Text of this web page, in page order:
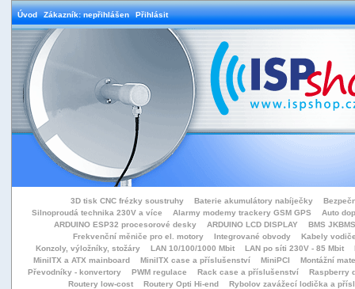
Úvod Zákazník: nepřihlášen Přihlásit
3D tisk CNC frézky soustruhy Baterie akumulátory nabíječky
Silnoproudá technika 230V a více
Alarmy modemy trackery GSM GPS
Auto
ARDUINO ESP32 procesorové desky
ARDUINO LCD DISPLAY
BMS
Frekvenční měniče pro el. motory
Integrované obvody
Kabely
Konzoly, výložníky, stožáry
LAN 10/100/1000 Mbit LAN po síti 230V - 85 Mbit
MiniITX a ATX mainboard
MiniITX case a příslušenství MiniPCI
Montážní
Převodníky - konvertory
PWM regulace Rack case a příslušenství
Raspberry
Routery low-cost
Routery Opti Hi-end
Rybolov zavážecí lodička a přísl